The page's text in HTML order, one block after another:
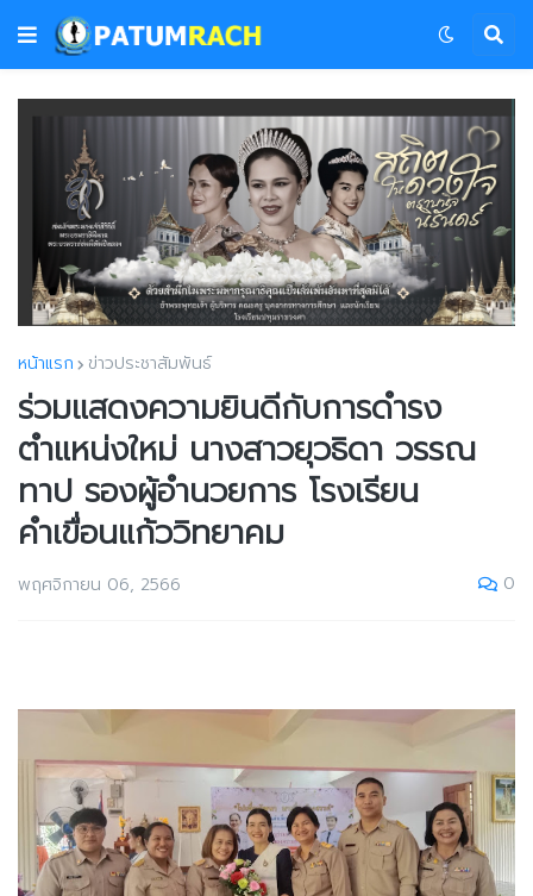
หน้าแรก ข่าวประชาสัมพันธ์
ร่วมแสดงความยินดีกับการดำรง
ตำแหน่งใหม่ นางสาวยุวธิดา วรรณ
ทาป รองผู้อำนวยการ โรงเรียน
คำเขื่อนแก้ววิทยาคม
พฤศจิกายน 06, 2566 0